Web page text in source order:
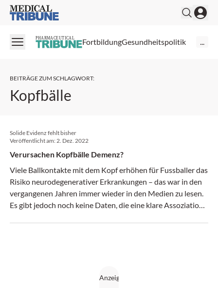
Medical Tribune
PHARMACEUTICAL FortbildungGesundheitspolitik ...
BEITRÄGE ZUM SCHLAGWORT:
Kopfbälle
Solide Evidenz fehlt bisher
Veröffentlicht am: 2. Dez. 2022
Verursachen Kopfbälle Demenz?
Viele Ballkontakte mit dem Kopf erhöhen für Fussballer das
Risiko neurodegenerativer Erkrankungen – das war in den
vergangenen Jahren immer wieder in den Medien zu lesen.
Es gibt jedoch noch keine Daten, die eine klare Assoziation